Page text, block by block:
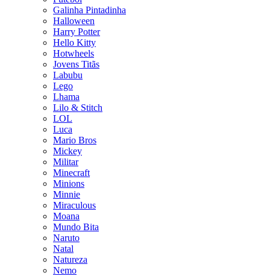
Galinha Pintadinha
Halloween
Harry Potter
Hello Kitty
Hotwheels
Jovens Titãs
Labubu
Lego
Lhama
Lilo & Stitch
LOL
Luca
Mario Bros
Mickey
Militar
Minecraft
Minions
Minnie
Miraculous
Moana
Mundo Bita
Naruto
Natal
Natureza
Nemo